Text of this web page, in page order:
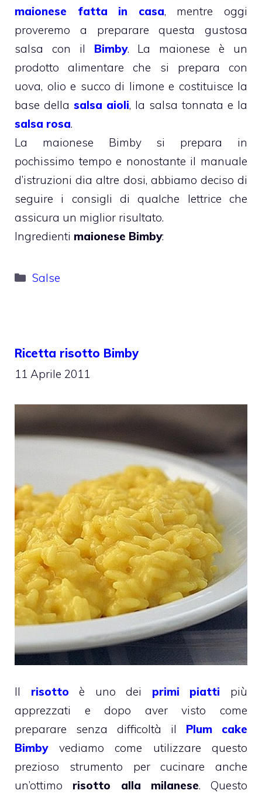
maionese fatta in casa, mentre oggi
proveremo a preparare questa gustosa
salsa con il Bimby. La maionese è un
prodotto alimentare che si prepara con
uova, olio e succo di limone e costituisce la
base della salsa aioli, la salsa tonnata e la
salsa rosa.
La maionese Bimby si prepara in
pochissimo tempo e nonostante il manuale
d’istruzioni dia altre dosi, abbiamo deciso di
seguire i consigli di qualche lettrice che
assicura un miglior risultato.
Ingredienti maionese Bimby:
Categorie
Salse
Ricetta risotto Bimby
11 Aprile 2011
Il risotto è uno dei primi piatti più
apprezzati e dopo aver visto come
preparare senza difficoltà il Plum cake
Bimbyvediamo come utilizzare questo
prezioso strumento per cucinare anche
un’ottimo risotto alla milanese. Questo